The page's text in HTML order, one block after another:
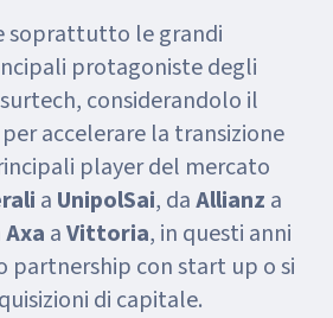
soprattutto le grandi
protagoniste degli
considerandolo il
accelerare la transizione
player del mercato
a UnipolSai, daAllianz a
Axa aVittoria, in questi anni
partnership con start up o si
di capitale.